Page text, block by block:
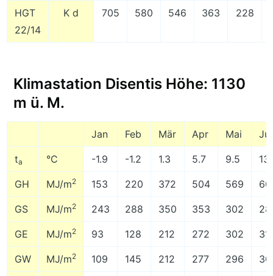
HGT
22/14
K d 705 580 546 363 228
Klimastation Disentis Höhe: 1130
m ü. M.
Jan Feb Mär Apr Mai
ta °C -1.9 -1.2 1.3 5.7 9.5
GH MJ/m2 153 220 372 504 569
GS MJ/m2 243 288 350 353 302
GE MJ/m2 93 128 212 272 302
GW MJ/m2 109 145 212 277 296